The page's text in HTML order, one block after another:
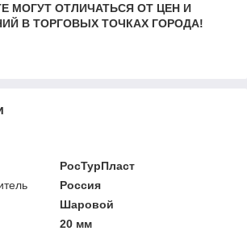
МОГУТ ОТЛИЧАТЬСЯ ОТ ЦЕН И
В ТОРГОВЫХ ТОЧКАХ ГОРОДА!
РосТурПласт
Россия
Шаровой
20 мм